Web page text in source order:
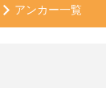
アンカー一覧